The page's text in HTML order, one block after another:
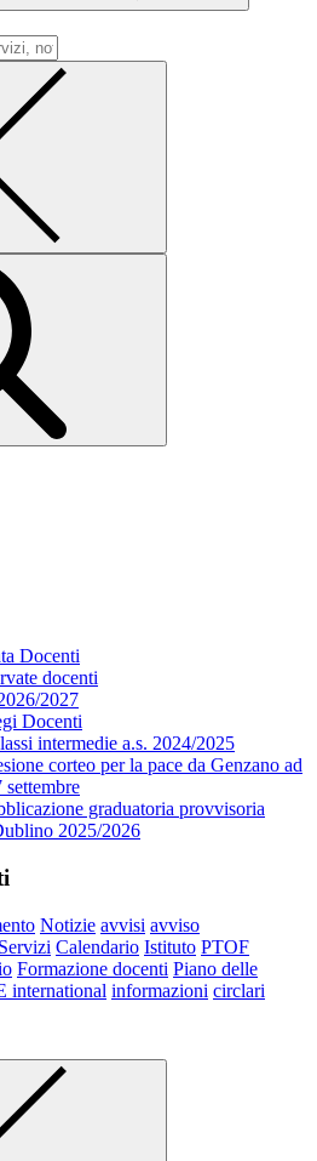
Docenti
docenti
2027
Docenti
intermedie a.s. 2024/2025
corteo per la pace da Genzano ad
graduatoria provvisoria
2025/2026
Notizie avvisi avviso
Servizi Calendario Istituto PTOF
Formazione docenti Piano delle
international informazioni circlari